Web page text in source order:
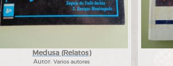
Medusa (Relatos)
Autor:Varios autores